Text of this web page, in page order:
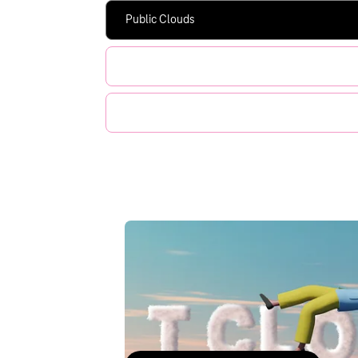
Public Clouds
Unsere Public
T Cloud Public
Skalierbare Infrastructur-as-a-Service aus der
Deutschen Telekom. Mit sicherem
durch offene Technologien auf Basis von